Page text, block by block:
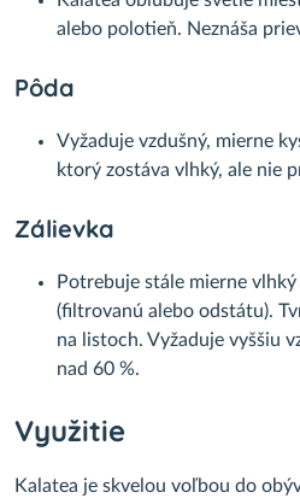
alebo polotieň. Neznáša
Pôda
Vyžaduje vzdušný, mierne
ktorý zostáva vlhký, ale nie
Zálievka
Potrebuje stále mierne
(filtrovanú alebo odstátu).
na listoch. Vyžaduje vyššiu
nad 60 %.
Využitie
Kalatea je skvelou voľbou do